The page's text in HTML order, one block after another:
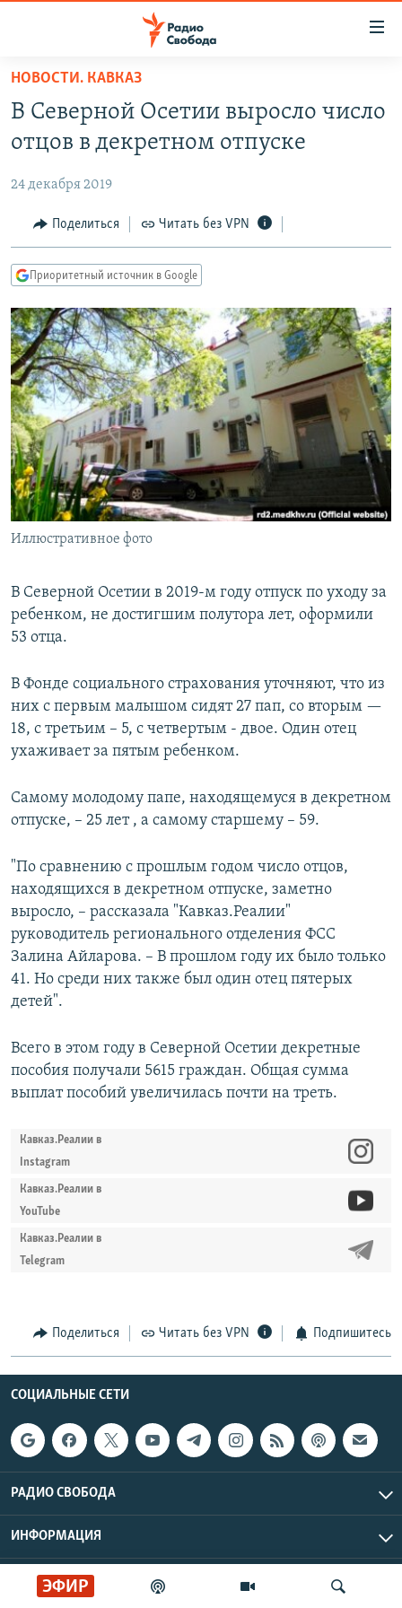
упрощенного
доступа
основному
Вернутся
главной
навигации
Вернутся
поиску
ПОДКАСТЫ
АВТОРСКИЕ ПРОЕКТЫ
ЦИТАТЫ СВОБОДЫ
МНЕНИЯ
IDEL.РЕАЛИИ
КАВКАЗ.РЕАЛИИ
СЕВЕР.РЕАЛИИ
СИБИРЬ.РЕАЛИИ
РАСПИСАНИЕ ВЕЩАНИЯ
ПОДПИШИТЕСЬ НА РАССЫЛКУ
СОЦИАЛЬНЫЕ СЕТИ
Все сайты РСЕ/РС
ЭФИР
НОВОСТИ. КАВКАЗ
В Северной Осетии выросло число
отцов в декретном отпуске
24 декабря 2019
Поделиться Читать без VPN
Приоритетный источник в Google
Иллюстративное фото
В Северной Осетии в 2019-м году отпуск по уходу за
ребенком, не достигшим полутора лет, оформили
53 отца.
В Фонде социального страхования уточняют, что из
них с первым малышом сидят 27 пап, со вторым —
18, с третьим – 5, с четвертым - двое. Один отец
ухаживает за пятым ребенком.
Самому молодому папе, находящемуся в декретном
отпуске, – 25 лет , а самому старшему – 59.
"По сравнению с прошлым годом число отцов,
находящихся в декретном отпуске, заметно
выросло, – рассказала "Кавказ.Реалии"
руководитель регионального отделения ФСС
Залина Айларова. – В прошлом году их было только
41. Но среди них также был один отец пятерых
детей".
Всего в этом году в Северной Осетии декретные
пособия получали 5615 граждан. Общая сумма
выплат пособий увеличилась почти на треть.
Кавказ.Реалии в
Instagram
Кавказ.Реалии в
YouTube
Кавказ.Реалии в
Telegram
Поделиться Читать без VPN Подпишитесь
СОЦИАЛЬНЫЕ СЕТИ
РАДИО СВОБОДА
ИНФОРМАЦИЯ
Радио Свобода © 2026 RFE/RL, Inc. | Все права защищены.